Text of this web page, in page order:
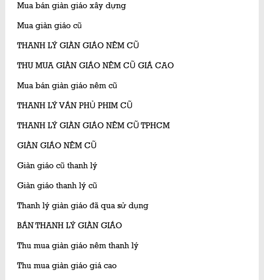
Mua bán giàn giáo xây dựng
Mua giàn giáo cũ
THANH LÝ GIÀN GIÁO NÊM CŨ
THU MUA GIÀN GIÁO NÊM CŨ GIÁ CAO
Mua bán giàn giáo nêm cũ
THANH LÝ VÁN PHỦ PHIM CŨ
THANH LÝ GIÀN GIÁO NÊM CŨ TPHCM
GIÀN GIÁO NÊM CŨ
Giàn giáo cũ thanh lý
Giàn giáo thanh lý cũ
Thanh lý giàn giáo đã qua sử dụng
BÁN THANH LÝ GIÀN GIÁO
Thu mua giàn giáo nêm thanh lý
Thu mua giàn giáo giá cao